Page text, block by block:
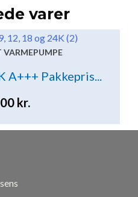
varer
VARMEPUMPE
Pakkepris...
kr.